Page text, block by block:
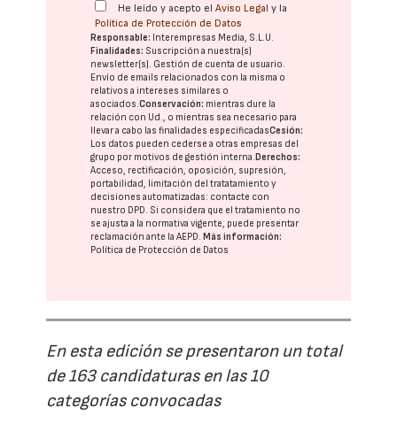
He leído y acepto elAviso Legal y la
Política de Protección de Datos
Responsable: Interempresas Media, S.L.U.
Finalidades: Suscripción a nuestra(s)
newsletter(s). Gestión de cuenta de usuario.
Envío de emails relacionados con la misma o
relativos a intereses similares o
asociados.Conservación: mientras dure la
relación con Ud., o mientras sea necesario para
llevar a cabo las finalidades especificadasCesión:
Los datos pueden cederse a otras empresas del
grupo por motivos de gestión interna.Derechos:
Acceso, rectificación, oposición, supresión,
portabilidad, limitación del tratatamiento y
decisiones automatizadas: contacte con
nuestro DPD. Si considera que el tratamiento no
se ajusta a la normativa vigente, puede presentar
reclamación ante laAEPD.Más información:
Política de Protección de Datos
En esta edición se presentaron un total
de 163 candidaturas en las 10
categorías convocadas